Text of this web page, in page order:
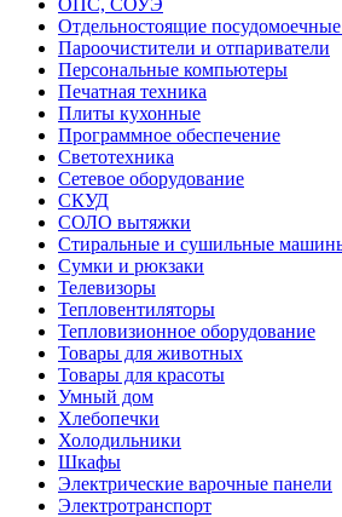
Отдельностоящие
Пароочистители и отпариватели
Персональные компьютеры
Печатная техника
Плиты кухонные
Программное обеспечение
Светотехника
Сетевое оборудование
СКУД
СОЛО вытяжки
Стиральные и сушильные
Сумки и рюкзаки
Телевизоры
Тепловентиляторы
Тепловизионное оборудование
Товары для животных
Товары для красоты
Умный дом
Хлебопечки
Холодильники
Шкафы
Электрические варочные панели
Электротранспорт